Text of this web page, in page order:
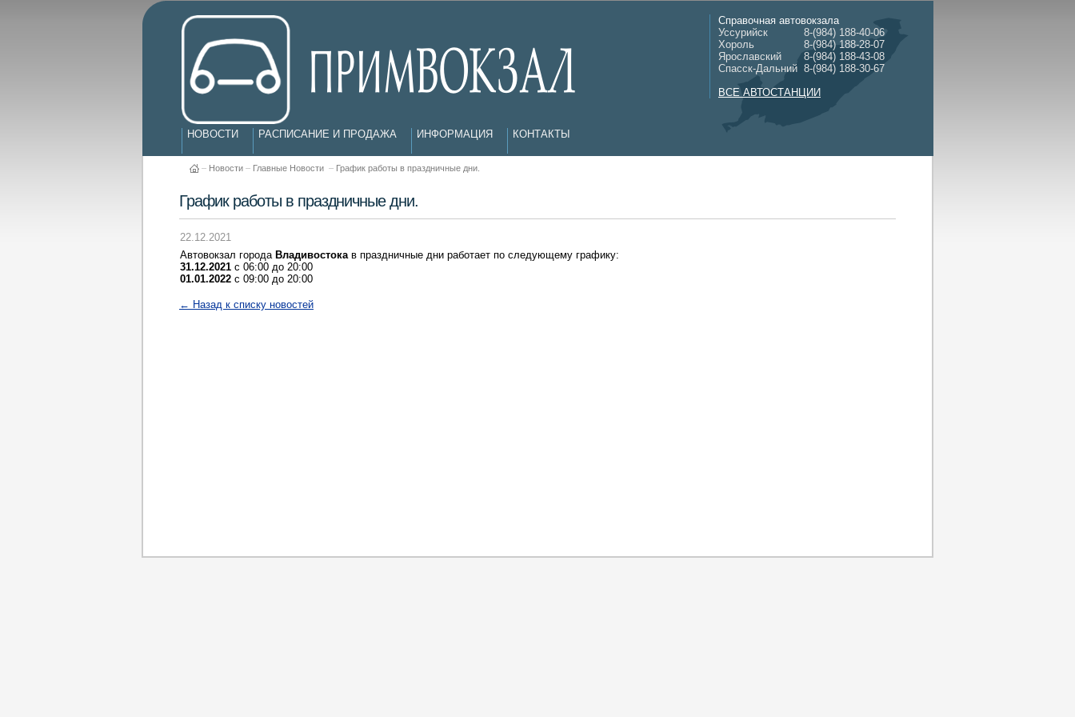
Справочная автовокзала
Уссурийск
8-(984) 188-40-06
Хороль
8-(984) 188-28-07
Ярославский
8-(984) 188-43-08
Спасск-Дальний 8-(984) 188-30-67
ВСЕ АВТОСТАНЦИИ
НОВОСТИ РАСПИСАНИЕ И ПРОДАЖА ИНФОРМАЦИЯ КОНТАКТЫ
– Новости – Главные Новости – График работы в праздничные дни.
График работы в праздничные дни.
22.12.2021
Автовокзал города Владивостока в праздничные дни работает по следующему графику:
31.12.2021 с 06:00 до 20:00
01.01.2022 c 09:00 до 20:00
← Назад к списку новостей